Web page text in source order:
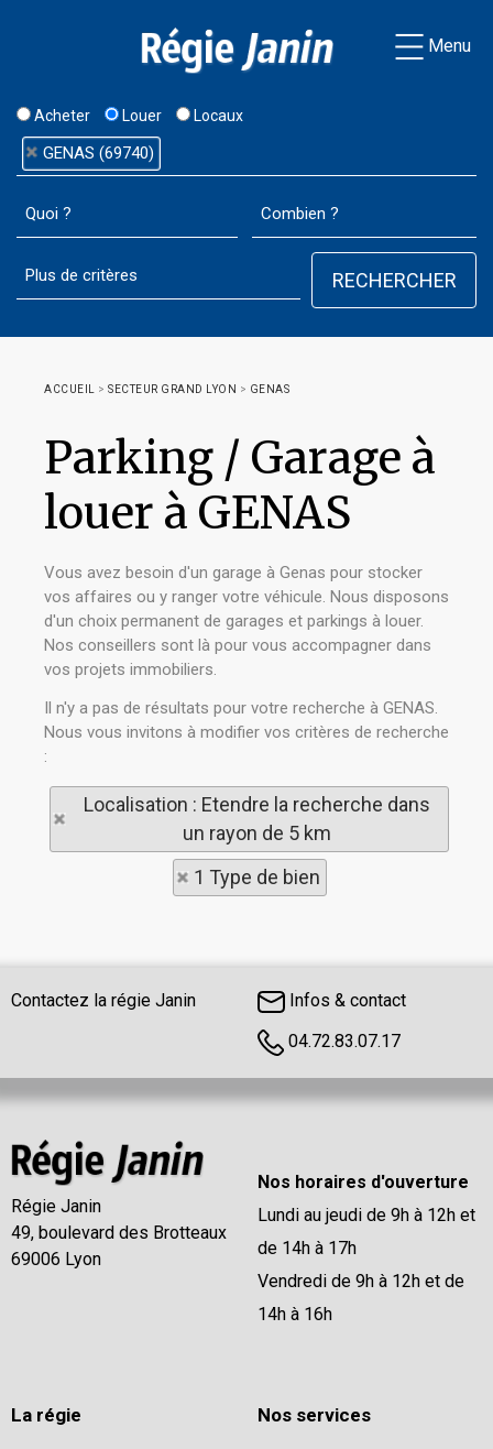
Menu
Acheter Louer Locaux
GENAS (69740)
ACCUEIL > SECTEUR GRAND LYON > GENAS
Parking / Garage à
louer à GENAS
Vous avez besoin d'un garage à Genas pour stocker
vos affaires ou y ranger votre véhicule. Nous disposons
d'un choix permanent de garages et parkings à louer.
Nos conseillers sont là pour vous accompagner dans
vos projets immobiliers.
Il n'y a pas de résultats pour votre recherche à GENAS.
Nous vous invitons à modifier vos critères de recherche
:
Localisation : Etendre la recherche dans
un rayon de 5 km
1 Type de bien
Contactez la régie Janin
Infos & contact
04.72.83.07.17
Régie Janin
49, boulevard des Brotteaux
69006 Lyon
Nos horaires d'ouverture
Lundi au jeudi de 9h à 12h et
de 14h à 17h
Vendredi de 9h à 12h et de
14h à 16h
La régie Nos services